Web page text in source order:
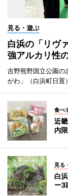
見る・遊ぶ
白浜の「リヴ
強アルカリ性
吉野熊野国立公園の
がわ」（白浜町日置
食べ
近
内
見る
白
ー3